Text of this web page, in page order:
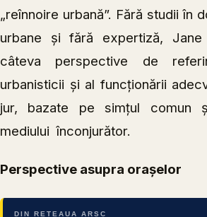
„reînnoire urbană”. Fără studii în
urbane și fără expertiză,
câteva perspective de
urbanisticii și al funcționării
jur, bazate pe simțul comun
mediului înconjurător.
Perspective asupra orașelor
DIN REȚEAUA ARSC